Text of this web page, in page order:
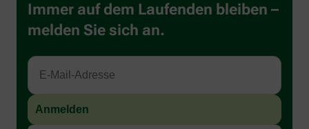
Immer auf dem Laufenden bleiben –
melden Sie sich an.